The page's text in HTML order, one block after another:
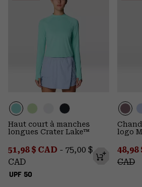
UPF 50
Haut court à manches
longues Crater Lake™
Minimum sale price:
51,98 $ CAD - Maximum price:
75,00 $
CAD
logo
Sale
48,98
CAD